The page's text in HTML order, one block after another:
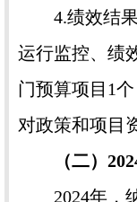
4.绩效结果
运行监控、绩
门预算项目1
对政策和项目
（二）
2024年，纳